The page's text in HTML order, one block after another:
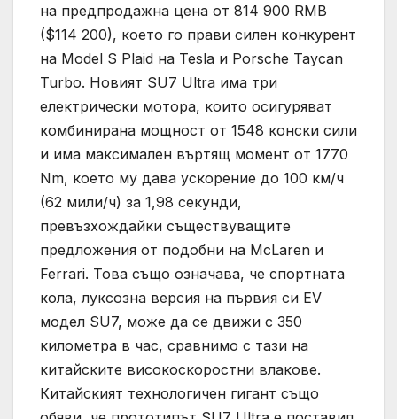
на предпродажна цена от 814 900 RMB
($114 200), което го прави силен конкурент
на Model S Plaid на Tesla и Porsche Taycan
Turbo. Новият SU7 Ultra има три
електрически мотора, които осигуряват
комбинирана мощност от 1548 конски сили
и има максимален въртящ момент от 1770
Nm, което му дава ускорение до 100 км/ч
(62 мили/ч) за 1,98 секунди,
превъзхождайки съществуващите
предложения от подобни на McLaren и
Ferrari. Това също означава, че спортната
кола, луксозна версия на първия си EV
модел SU7, може да се движи с 350
километра в час, сравнимо с тази на
китайските високоскоростни влакове.
Китайският технологичен гигант също